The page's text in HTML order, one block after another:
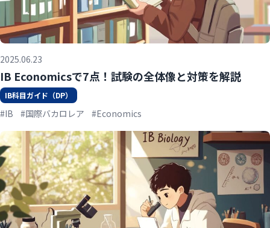
2025.06.23
IB Economicsで7点！試験の全体像と対策を解説
IB科目ガイド（DP）
#IB #国際バカロレア #Economics